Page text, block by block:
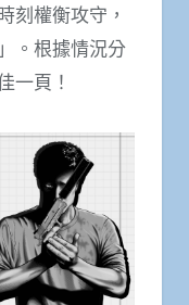
刻權衡攻守，
。根據情況分
一頁！